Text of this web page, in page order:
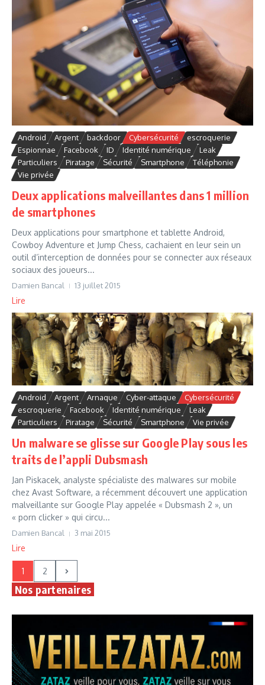
Android Argent backdoor Cybersécurité
escroquerie
Espionnae
Facebook ID Identité numérique
Leak
Particuliers
Piratage Sécurité Smartphone
Téléphonie
Vie privée
Deux applications malveillantes dans 1 million
de smartphones
Deux applications pour smartphone et tablette Android,
Cowboy Adventure et Jump Chess, cachaient en leur sein un
outil d’interception de données pour se connecter aux réseaux
sociaux des joueurs...
Damien Bancal 13 juillet 2015
Lire
Android Argent Arnaque Cyber-attaque
Cybersécurité
escroquerie
Facebook Identité numérique
Leak
Particuliers
Piratage Sécurité Smartphone Vie privée
Un malware se glisse sur Google Play sous les
traits de l’appli Dubsmash
Jan Piskacek, analyste spécialiste des malwares sur mobile
chez Avast Software, a récemment découvert une application
malveillante sur Google Play appelée « Dubsmash 2 », un
« porn clicker » qui circu...
Damien Bancal 3 mai 2015
Lire
1 2
Nos partenaires